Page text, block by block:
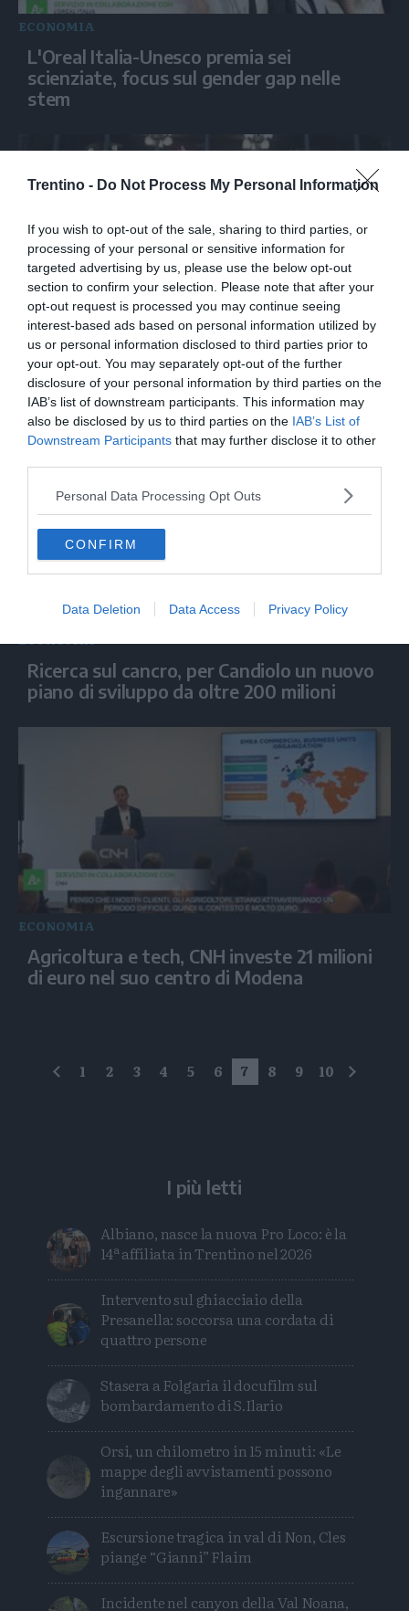
Trentino - Do Not Process My Personal Information
If you wish to opt-out of the sale, sharing to third parties, or
processing of your personal or sensitive information for
targeted advertising by us, please use the below opt-out
section to confirm your selection. Please note that after your
opt-out request is processed you may continue seeing
interest-based ads based on personal information utilized by
us or personal information disclosed to third parties prior to
your opt-out. You may separately opt-out of the further
disclosure of your personal information by third parties on the
IAB’s list of downstream participants. This information may
also be disclosed by us to third parties on the IAB’s List of
Downstream Participants that may further disclose it to other
Personal Data Processing Opt Outs
CONFIRM
Data Deletion Data Access Privacy Policy
ECONOMIA
L'Oreal Italia-Unesco premia sei
scienziate, focus sul gender gap nelle
stem
ECONOMIA
Fondazione Allegra Agnelli, l'Istituto di
Candiolo festeggia in musica 40 anni
contro il cancro
ECONOMIA
Ricerca sul cancro, per Candiolo un nuovo
piano di sviluppo da oltre 200 milioni
ECONOMIA
Agricoltura e tech, CNH investe 21 milioni
di euro nel suo centro di Modena
precedente
1 2 3 4 5 6 7 8 9 10
I più letti
Albiano, nasce la nuova Pro Loco: è la
14ª affiliata in Trentino nel 2026
Intervento sul ghiacciaio della
Presanella: soccorsa una cordata di
quattro persone
Stasera a Folgaria il docufilm sul
bombardamento di S.Ilario
Orsi, un chilometro in 15 minuti: «Le
mappe degli avvistamenti possono
ingannare»
Escursione tragica in val di Non, Cles
piange “Gianni” Flaim
Incidente nel canyon della Val Noana,